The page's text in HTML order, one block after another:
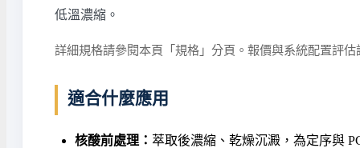
低溫濃縮。
詳細規格請參閱本頁「規格」分頁。報價與系統配置評
適合什麼應用
核酸前處理： 萃取後濃縮、乾燥沉澱，為定序與